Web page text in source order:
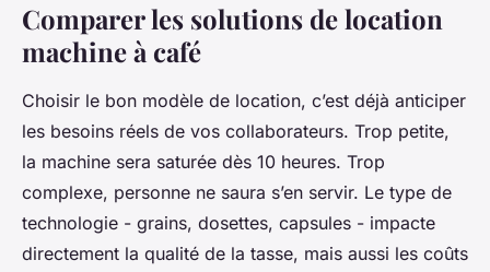
Comparer les solutions de location
machine à café
Choisir le bon modèle de location, c’est déjà anticiper
les besoins réels de vos collaborateurs. Trop petite,
la machine sera saturée dès 10 heures. Trop
complexe, personne ne saura s’en servir. Le type de
technologie - grains, dosettes, capsules - impacte
directement la qualité de la tasse, mais aussi les coûts